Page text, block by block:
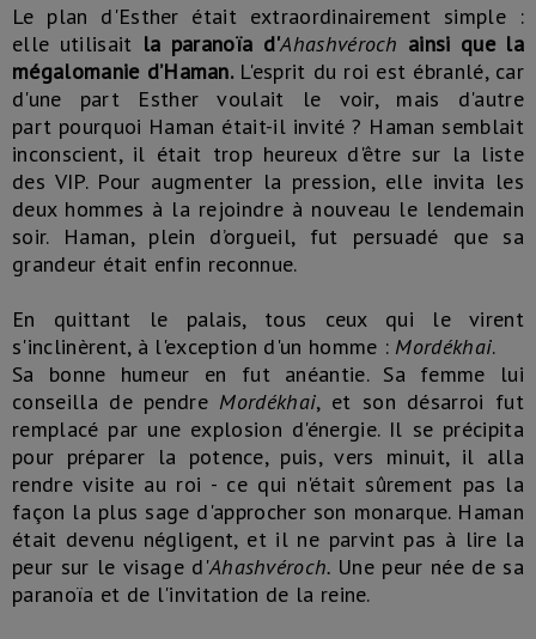
Le plan d'Esther était extraordinairement simple :
elle utilisait la paranoïa d'Ahashvéroch ainsi que la
mégalomanie d’Haman. L'esprit du roi est ébranlé, car
d'une part Esther voulait le voir, mais d'autre
part pourquoi Haman était-il invité ? Haman semblait
inconscient, il était trop heureux d'être sur la liste
des VIP. Pour augmenter la pression, elle invita les
deux hommes à la rejoindre à nouveau le lendemain
soir. Haman, plein d’orgueil, fut persuadé que sa
grandeur était enfin reconnue.
En quittant le palais, tous ceux qui le virent
s'inclinèrent, à l'exception d'un homme : Mordékhai.
Sa bonne humeur en fut anéantie. Sa femme lui
conseilla de pendre Mordékhai, et son désarroi fut
remplacé par une explosion d'énergie. Il se précipita
pour préparer la potence, puis, vers minuit, il alla
rendre visite au roi - ce qui n'était sûrement pas la
façon la plus sage d'approcher son monarque. Haman
était devenu négligent, et il ne parvint pas à lire la
peur sur le visage d'Ahashvéroch. Une peur née de sa
paranoïa et de l'invitation de la reine.